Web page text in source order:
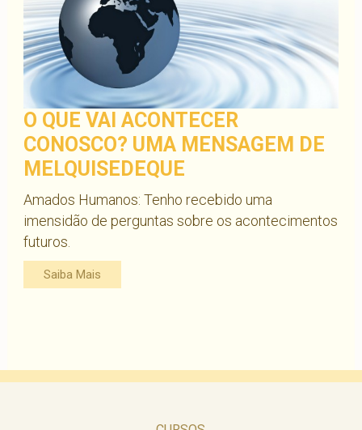
O QUE VAI ACONTECER
CONOSCO? UMA MENSAGEM DE
MELQUISEDEQUE
Amados Humanos: Tenho recebido uma
imensidão de perguntas sobre os acontecimentos
futuros.
Saiba Mais